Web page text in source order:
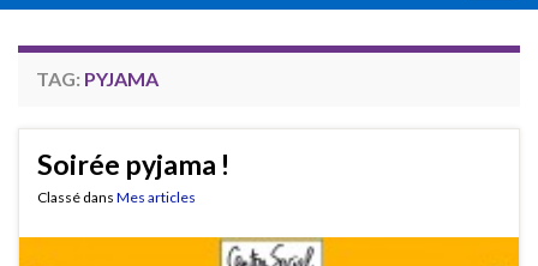
TAG: PYJAMA
Soirée pyjama !
Classé dans Mes articles